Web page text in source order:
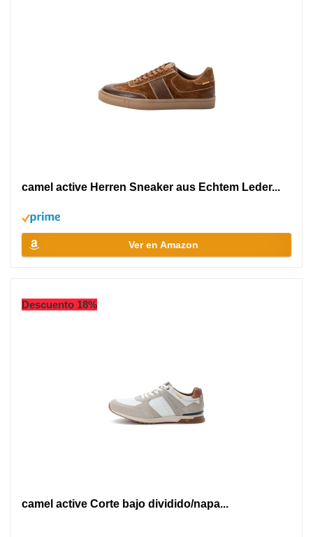
camel active Herren Sneaker aus Echtem Leder...
Ver en Amazon
Descuento 18%
camel active Corte bajo dividido/napa...